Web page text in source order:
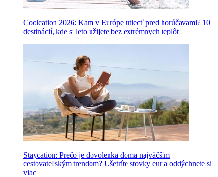
Coolcation 2026: Kam v Európe utiecť pred horúčavami? 10
destinácií, kde si leto užijete bez extrémnych teplôt
Staycation: Prečo je dovolenka doma najväčším
cestovateľským trendom? Ušetríte stovky eur a oddýchnete si
viac